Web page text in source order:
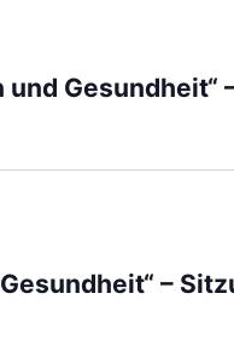
Gesundheit“
–